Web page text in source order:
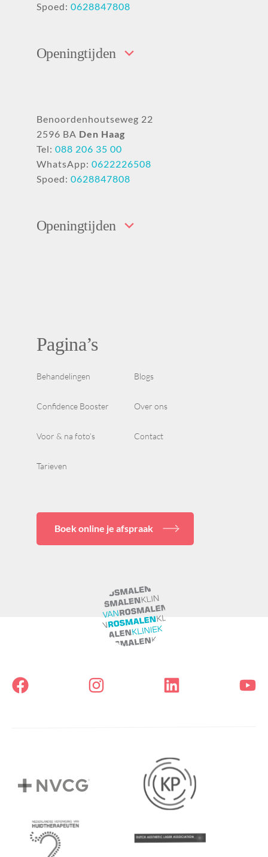
Spoed: 0628847808
Openingtijden
Benoordenhoutseweg 22
2596 BA Den Haag
Tel: 088 206 35 00
WhatsApp: 0622226508
Spoed: 0628847808
Openingtijden
Pagina’s
Behandelingen Blogs
Confidence Booster Over ons
Voor & na foto’s Contact
Tarieven
Boek online je afspraak